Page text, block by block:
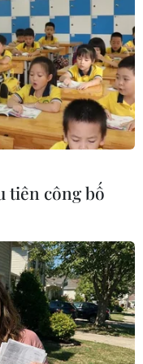
(Vietnam+)
#Tiêm chủng
giới #EU
tiên công bố